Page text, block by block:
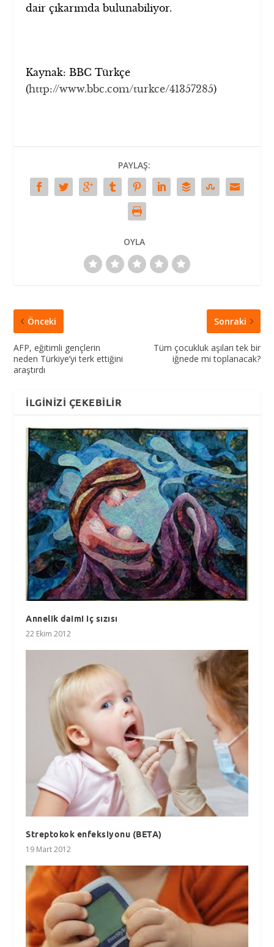
dair çıkarımda bulunabiliyor.
Kaynak: BBC Türkçe
(http://www.bbc.com/turkce/41357285)
PAYLAŞ:
OYLA
Önceki
AFP, eğitimli gençlerin
neden Türkiye’yi terk ettiğini
araştırdı
Sonraki
Tüm çocukluk aşıları tek bir
iğnede mi toplanacak?
İLGINIZI ÇEKEBILIR
Annelik daimi iç sızısı
22 Ekim 2012
Streptokok enfeksiyonu (BETA)
19 Mart 2012